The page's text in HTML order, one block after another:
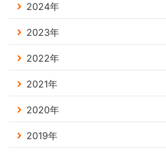
2024年
2023年
2022年
2021年
2020年
2019年